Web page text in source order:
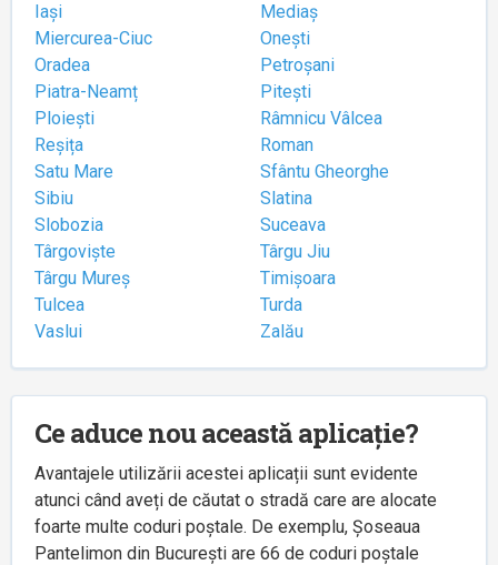
Iași
Mediaș
Miercurea-Ciuc
Onești
Oradea
Petroșani
Piatra-Neamț
Pitești
Ploiești
Râmnicu Vâlcea
Reșița
Roman
Satu Mare
Sfântu Gheorghe
Sibiu
Slatina
Slobozia
Suceava
Târgoviște
Târgu Jiu
Târgu Mureș
Timișoara
Tulcea
Turda
Vaslui
Zalău
Ce aduce nou această aplicație?
Avantajele utilizării acestei aplicații sunt evidente
atunci când aveți de căutat o stradă care are alocate
foarte multe coduri poștale. De exemplu, Șoseaua
Pantelimon din București are 66 de coduri poștale